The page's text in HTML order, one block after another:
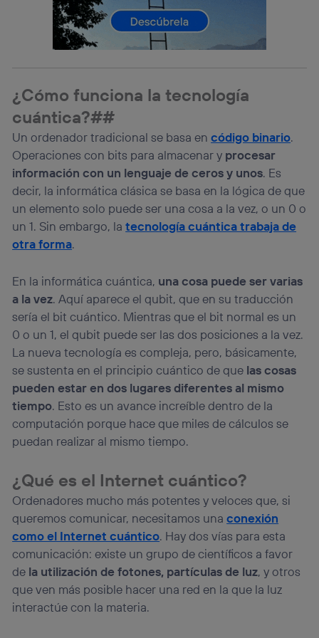
¿Cómo funciona la tecnología
cuántica?##
Un ordenador tradicional se basa encódigo binario.
Operaciones con bits para almacenar y procesar
información con un lenguaje de ceros y unos. Es
decir, la informática clásica se basa en la lógica de que
un elemento solo puede ser una cosa a la vez, o un 0 o
un 1. Sin embargo, latecnología cuántica trabaja de
otra forma.
En la informática cuántica, una cosa puede ser varias
a la vez. Aquí aparece el qubit, que en su traducción
sería el bit cuántico. Mientras que el bit normal es un
0 o un 1, el qubit puede ser las dos posiciones a la vez.
La nueva tecnología es compleja, pero, básicamente,
se sustenta en el principio cuántico de que las cosas
pueden estar en dos lugares diferentes al mismo
tiempo. Esto es un avance increíble dentro de la
computación porque hace que miles de cálculos se
puedan realizar al mismo tiempo.
¿Qué es el Internet cuántico?
Ordenadores mucho más potentes y veloces que, si
queremos comunicar, necesitamos unaconexión
como el Internet cuántico. Hay dos vías para esta
comunicación: existe un grupo de científicos a favor
de la utilización de fotones, partículas de luz, y otros
que ven más posible hacer una red en la que la luz
interactúe con la materia.
el marketing o análisis se realizará en función de las
actividades de navegación de los miembros del hogar
que hayan dado su consentimiento.
personalizado, ya que se basará únicamente en la
Puedes gestionar los consentimientos Utiq seleccionando
“Administrar Utiq” en la parte inferior de esta página web o
(“consenthub”). Para más información, consulta
la política de privacidad de Utiq.